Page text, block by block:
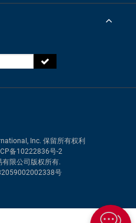
Inc. 保留所有权利
备10222836号-2
限公司版权所有.
号